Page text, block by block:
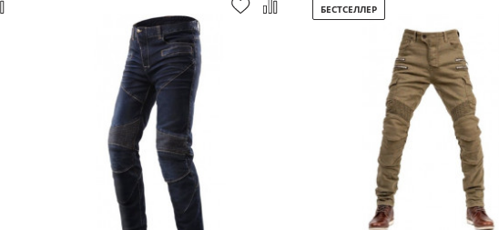
БЕСТСЕЛЛЕР